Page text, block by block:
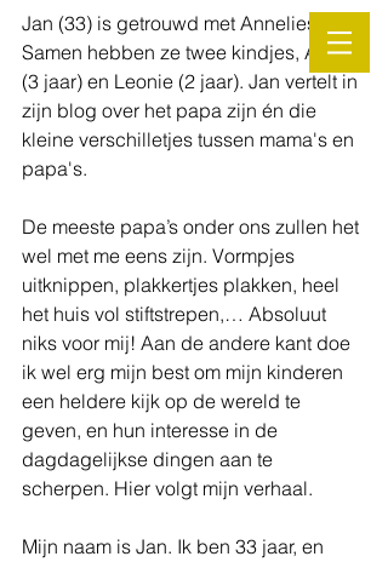
Jan (33) is getrouwd met Annelies.
Samen hebben ze twee kindjes, Arthur
(3 jaar) en Leonie (2 jaar). Jan vertelt in
zijn blog over het papa zijn én die
kleine verschilletjes tussen mama's en
papa's.
De meeste papa’s onder ons zullen het
wel met me eens zijn. Vormpjes
uitknippen, plakkertjes plakken, heel
het huis vol stiftstrepen,… Absoluut
niks voor mij! Aan de andere kant doe
ik wel erg mijn best om mijn kinderen
een heldere kijk op de wereld te
geven, en hun interesse in de
dagdagelijkse dingen aan te
scherpen. Hier volgt mijn verhaal.
Mijn naam is Jan. Ik ben 33 jaar, en